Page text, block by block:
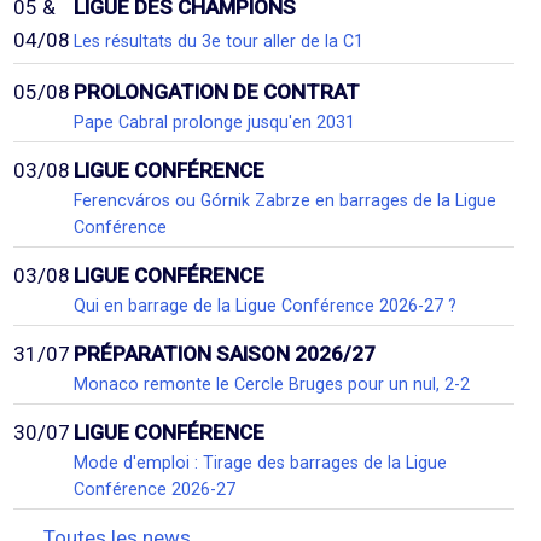
05 &
04/08
LIGUE DES CHAMPIONS
Les résultats du 3e tour aller de la C1
05/08 PROLONGATION DE CONTRAT
Pape Cabral prolonge jusqu'en 2031
03/08 LIGUE CONFÉRENCE
Ferencváros ou Górnik Zabrze en barrages de la Ligue
Conférence
03/08 LIGUE CONFÉRENCE
Qui en barrage de la Ligue Conférence 2026-27 ?
31/07 PRÉPARATION SAISON 2026/27
Monaco remonte le Cercle Bruges pour un nul, 2-2
30/07 LIGUE CONFÉRENCE
Mode d'emploi : Tirage des barrages de la Ligue
Conférence 2026-27